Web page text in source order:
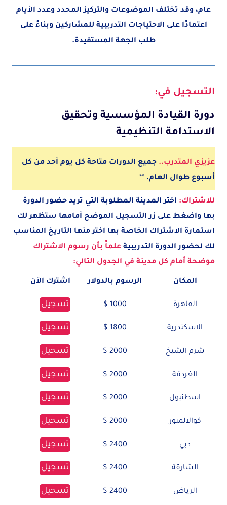
عام، وقد تختلف الموضوعات والتركيز المحدد وعدد الأيام
اعتمادًا على الاحتياجات التدريبية للمشاركين وبناءً على
طلب الجهة المستفيدة.
التسجيل في:
دورة القيادة المؤسسية وتحقيق
الاستدامة التنظيمية
عزيزي المتدرب.. جميع الدورات متاحة كل يوم أحد من كل
أسبوع طوال العام. **
للاشتراك: اختر المدينة المطلوبة التي تريد حضور الدورة
بها واضغط على زر التسجيل الموضح أمامها ستظهر لك
استمارة الاشتراك الخاصة بها اختر منها التاريخ المناسب
لك لحضور الدورة التدريبية علماً بأن رسوم الاشتراك
موضحة أمام كل مدينة في الجدول التالي:
المكان الرسوم بالدولار اشترك الآن
القاهرة 1000 $ تسجيل
الاسكندرية 1800 $ تسجيل
شرم الشيخ 2000 $ تسجيل
الغردقة 2000 $ تسجيل
اسطنبول 2000 $ تسجيل
كوالالمبور 2000 $ تسجيل
دبي 2400 $ تسجيل
الشارقة 2400 $ تسجيل
الرياض 2400 $ تسجيل